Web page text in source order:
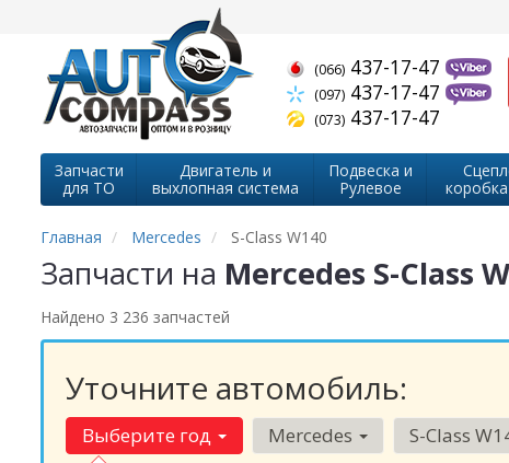
(066) 437-17-47
(097) 437-17-47
(073) 437-17-47
Запчасти
для ТО
Двигатель и
выхлопная система
Подвеска и
Рулевое
Главная Mercedes S-Class W140
Запчасти на Mercedes S-Class
Найдено 3 236 запчастей
Уточните автомобиль:
Выберите год Mercedes S-Class